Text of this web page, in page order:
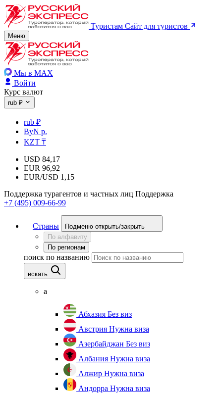
Туристам Сайт для туристов
Меню
Мы в MAX
Войти
Курс валют
rub ₽
rub ₽
ByN р.
KZT ₸
USD 84,17
EUR 96,92
EUR/USD 1,15
Поддержка турагентов и частных лиц Поддержка
+7 (495) 009-66-99
Страны
Подменю открыть/закрыть
По алфавиту
По регионам
поиск по названию
искать
а
Абхазия Без виз
Австрия Нужна виза
Азербайджан Без виз
Албания Нужна виза
Алжир Нужна виза
Андорра Нужна виза